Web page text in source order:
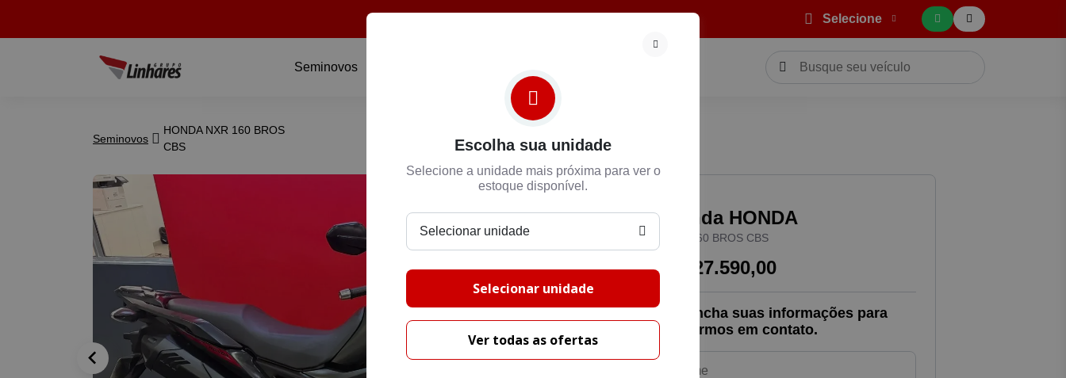
Selecione
Seminovos
Seminovos
HONDA NXR 160 BROS
CBS
Honda HONDA
NXR 160 BROS CBS
R$ 27.590,00
Preencha suas informações para
entrarmos em contato.
Escolha sua unidade
Selecione a unidade mais próxima para ver o
estoque disponível.
Selecionar unidade
Selecionar unidade
Ver todas as ofertas